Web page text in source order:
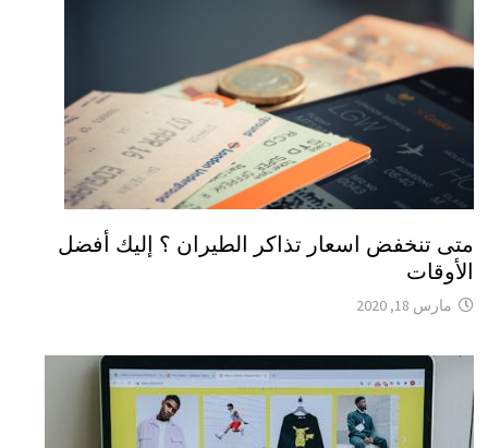
متى تنخفض اسعار تذاكر الطيران ؟ إليك أفضل
الأوقات
مارس 18, 2020